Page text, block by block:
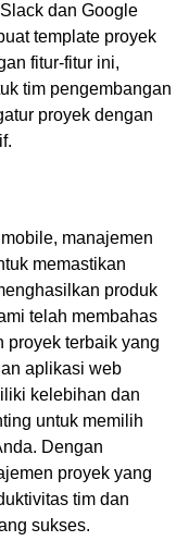
dan Google
template proyek
fitur-fitur ini,
tim pengembangan
proyek dengan
manajemen
memastikan
produk
telah membahas
proyek terbaik yang
aplikasi web
kelebihan dan
untuk memilih
Dengan
proyek yang
tim dan
sukses.